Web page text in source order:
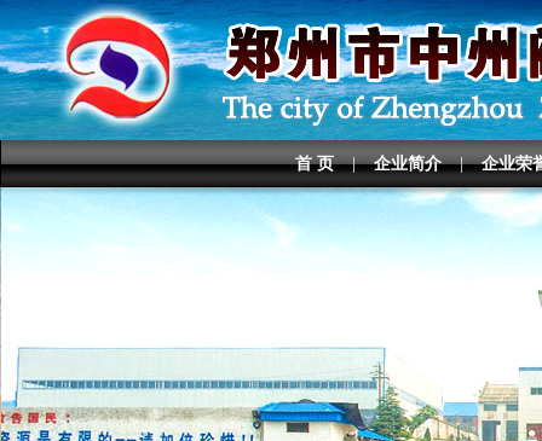
首 页 | 企业简介 | 企业荣